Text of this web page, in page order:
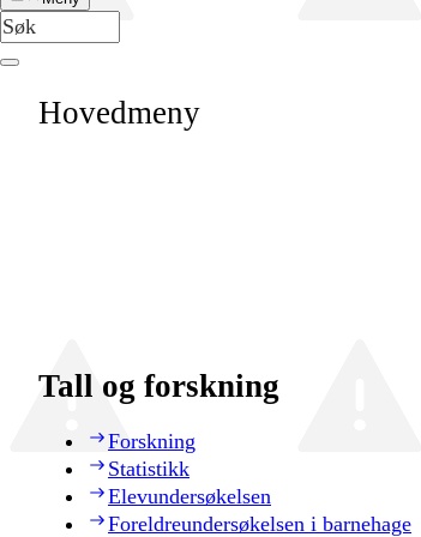
Hovedmeny
Tall og forskning
Forskning
Statistikk
Elevundersøkelsen
Foreldreundersøkelsen i barnehage